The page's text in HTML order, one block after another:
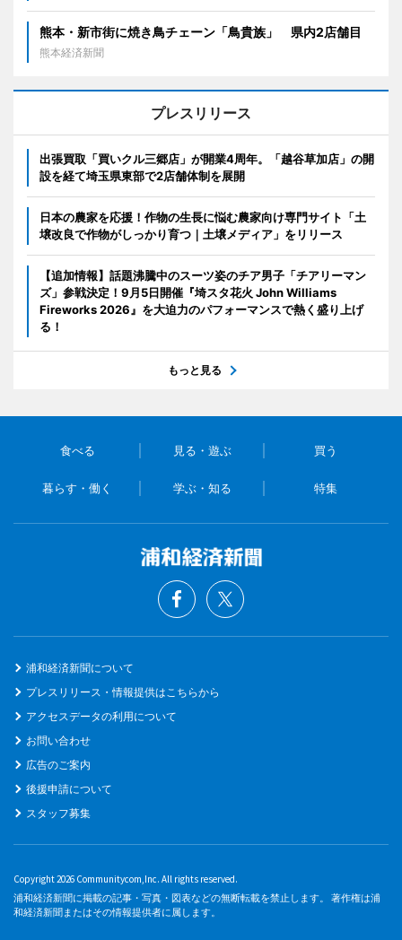
熊本・新市街に焼き鳥チェーン「鳥貴族」 県内2店舗目
熊本経済新聞
プレスリリース
出張買取「買いクル三郷店」が開業4周年。「越谷草加店」の開
設を経て埼玉県東部で2店舗体制を展開
日本の農家を応援！作物の生長に悩む農家向け専門サイト「土
壌改良で作物がしっかり育つ｜土壌メディア」をリリース
【追加情報】話題沸騰中のスーツ姿のチア男子「チアリーマン
ズ」参戦決定！9月5日開催『埼スタ花火 John Williams
Fireworks 2026』を大迫力のパフォーマンスで熱く盛り上げ
る！
もっと見る
食べる 見る・遊ぶ 買う
暮らす・働く 学ぶ・知る 特集
浦和経済新聞について
プレスリリース・情報提供はこちらから
アクセスデータの利用について
お問い合わせ
広告のご案内
後援申請について
スタッフ募集
Copyright 2026 Communitycom,Inc. All rights reserved.
浦和経済新聞に掲載の記事・写真・図表などの無断転載を禁止します。 著作権は浦
和経済新聞またはその情報提供者に属します。